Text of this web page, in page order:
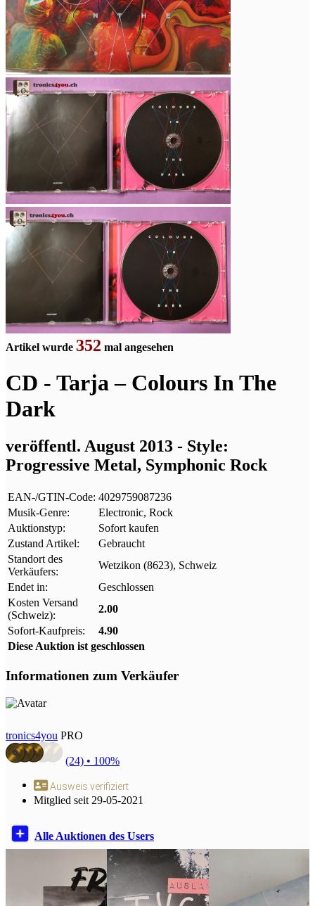
Artikel wurde 352 mal angesehen
CD - Tarja – Colours In The
Dark
veröffentl. August 2013 - Style:
Progressive Metal, Symphonic Rock
EAN-/GTIN-Code: 4029759087236
Musik-Genre:
Electronic, Rock
Auktionstyp:
Sofort kaufen
Zustand Artikel:
Gebraucht
Standort des
Verkäufers:
Wetzikon (8623), Schweiz
Endet in:
Geschlossen
Kosten Versand
(Schweiz):
2.00
Sofort-Kaufpreis:
4.90
Diese Auktion ist geschlossen
Informationen zum Verkäufer
tronics4you PRO
(24) • 100%
Ausweis verifiziert
Mitglied seit 29-05-2021
Alle Auktionen des Users